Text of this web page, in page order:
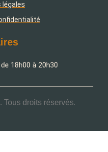
légales
18h00 à 20h30
Tous droits réservés.